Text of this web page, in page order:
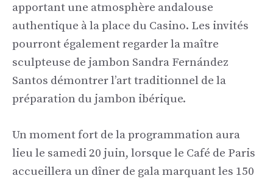
apportant une atmosphère andalouse
authentique à la place du Casino. Les invités
pourront également regarder la maître
sculpteuse de jambon Sandra Fernández
Santos démontrer l’art traditionnel de la
préparation du jambon ibérique.
Un moment fort de la programmation aura
lieu le samedi 20 juin, lorsque le Café de Paris
accueillera un dîner de gala marquant les 150